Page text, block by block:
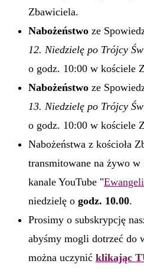
Zbawiciela.
Nabożeństwo ze
12. Niedzielę po Trójcy
o godz. 10:00 w kościele
Nabożeństwo ze
13. Niedzielę po Trójcy
o godz. 10:00 w kościele
Nabożeństwa z kościoła
transmitowane na żywo
kanale YouTube "
niedzielę o godz. 10.00.
Prosimy o subskrypcję
abyśmy mogli dotrzeć do
można uczynić klikając